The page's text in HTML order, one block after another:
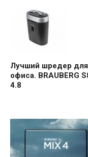
Лучший шредер для
офиса. BRAUBERG
4.8